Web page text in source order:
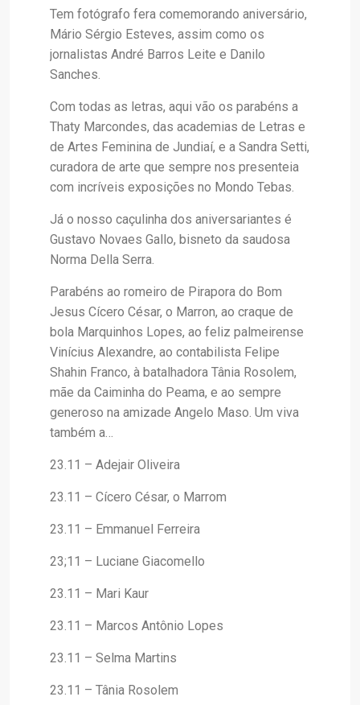
Tem fotógrafo fera comemorando aniversário,
Mário Sérgio Esteves, assim como os
jornalistas André Barros Leite e Danilo
Sanches.
Com todas as letras, aqui vão os parabéns a
Thaty Marcondes, das academias de Letras e
de Artes Feminina de Jundiaí, e a Sandra Setti,
curadora de arte que sempre nos presenteia
com incríveis exposições no Mondo Tebas.
Já o nosso caçulinha dos aniversariantes é
Gustavo Novaes Gallo, bisneto da saudosa
Norma Della Serra.
Parabéns ao romeiro de Pirapora do Bom
Jesus Cícero César, o Marron, ao craque de
bola Marquinhos Lopes, ao feliz palmeirense
Vinícius Alexandre, ao contabilista Felipe
Shahin Franco, à batalhadora Tânia Rosolem,
mãe da Caiminha do Peama, e ao sempre
generoso na amizade Angelo Maso. Um viva
também a…
23.11 – Adejair Oliveira
23.11 – Cícero César, o Marrom
23.11 – Emmanuel Ferreira
23;11 – Luciane Giacomello
23.11 – Mari Kaur
23.11 – Marcos Antônio Lopes
23.11 – Selma Martins
23.11 – Tânia Rosolem